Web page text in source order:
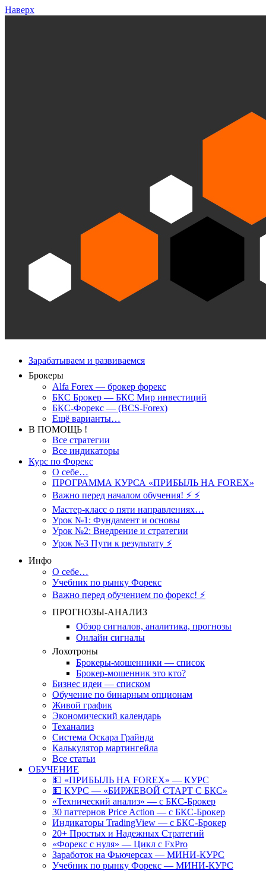
Наверх
Зарабатываем и развиваемся
Брокеры
Alfa Forex — брокер форекс
БКС Брокер — БКС Мир инвестиций
БКС-Форекс — (BCS-Forex)
Ещё варианты…
В ПОМОЩЬ !
Все стратегии
Все индикаторы
Курс по Форекс
О себе…
ПРОГРАММА КУРСА «ПРИБЫЛЬ НА FOREX»
Важно перед началом обучения! ⚡ ⚡
Мастер-класс о пяти направлениях…
Урок №1: Фундамент и основы
Урок №2: Внедрение и стратегии
Урок №3 Пути к результату ⚡️
Инфо
О себе…
Учебник по рынку Форекс
Важно перед обучением по форекс! ⚡
ПРОГНОЗЫ-АНАЛИЗ
Обзор сигналов, аналитика, прогнозы
Онлайн сигналы
Лохотроны
Брокеры-мошенники — список
Брокер-мошенник это кто?
Бизнес идеи — списком
Обучение по бинарным опционам
Живой график
Экономический календарь
Теханализ
Система Оскара Грайнда
Калькулятор мартингейла
Все статьи
ОБУЧЕНИЕ
💵 «ПРИБЫЛЬ НА FOREX» — КУРС
💵 КУРС — «БИРЖЕВОЙ СТАРТ С БКС»
«Технический анализ» — с БКС-Брокер
30 паттернов Price Action — с БКС-Брокер
Индикаторы TradingView — с БКС-Брокер
20+ Простых и Надежных Стратегий
«Форекс с нуля» — Цикл с FxPro
Заработок на Фьючерсах — МИНИ-КУРС
Учебник по рынку Форекс — МИНИ-КУРС